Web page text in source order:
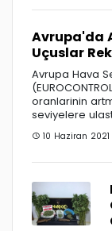
Avrupa'da
Uçuslar
Avrupa Hava
oranlarinin
seviyelere
10 Haziran